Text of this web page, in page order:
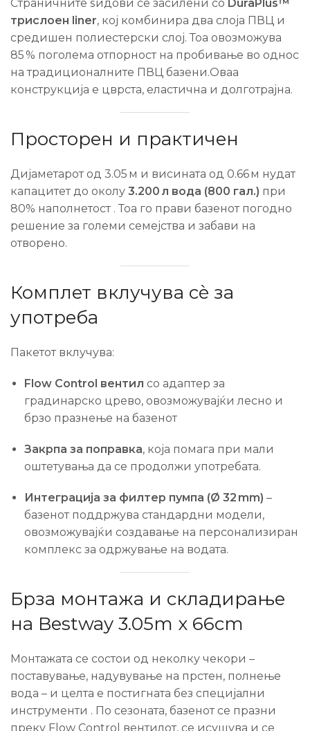
Страничните ѕидови се засилени со DuraPlus™
трислоен liner, кој комбинира два слоја ПВЦ и
средишен полиестерски слој. Тоа овозможува
85 % поголема отпорност на пробивање во однос
на традиционалните ПВЦ базени.Оваа
конструкција е цврста, еластична и долготрајна.
Просторен и практичен
Дијаметарот од 3.05 м и висината од 0.66 м нудат
капацитет до околу 3.200 л вода (800 гал.) при
80% наполнетост . Тоа го прави базенот погодно
решение за големи семејства и забави на
отворено.
Комплет вклучува сè за
употреба
Пакетот вклучува:
Flow Control вентил со адаптер за
градинарско црево, овозможувајќи лесно и
брзо празнење на базенот
Закрпа за поправка, која помага при мали
оштетувања да се продолжи употребата.
Интеграција за филтер пумпа (Ø 32 mm) –
базенот поддржува стандардни модели,
овозможувајќи создавање на персонализиран
комплекс за одржување на водата.
Брза монтажа и складирање
на Bestway 3.05m x 66cm
Монтажата се состои од неколку чекори –
поставување, надувување на прстен, полнење
вода – и целта е постигната без специјални
инструменти . По сезоната, базенот се празни
преку Flow Control вентилот, се исушува и се